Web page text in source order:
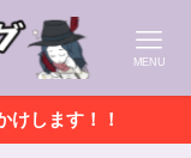
MENU
けします！！